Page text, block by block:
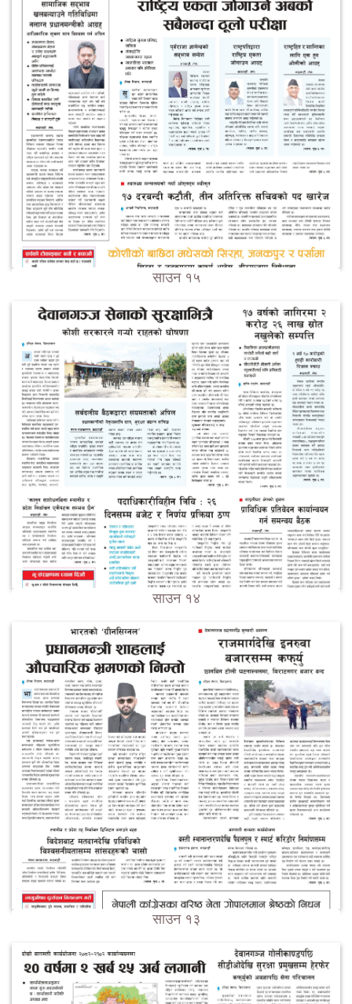
साउन १५
साउन १४
साउन १३